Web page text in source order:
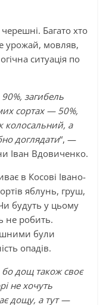
Багато хто
урожай, мовляв,
ситуація по
загибель
сортах — 50%,
колосальний, а
доглядати“, —
Іван Вдовиченко.
в Косові Івано-
яблунь, груш,
будуть у цьому
не робить.
були
опадів.
дощ також своє
не хочуть
дощу, а тут —